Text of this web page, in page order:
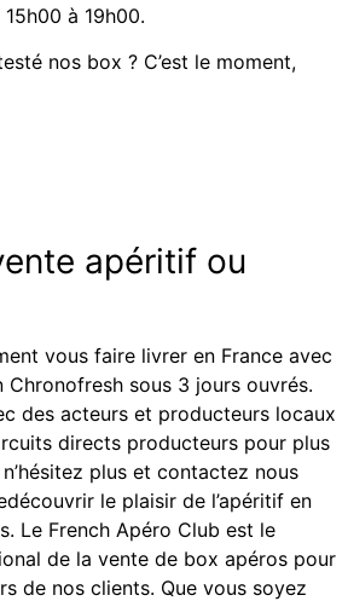
à 19h00.
nos box ? C’est le moment,
apéritif ou
vous faire livrer en France avec
Chronofresh sous 3 jours ouvrés.
des acteurs et producteurs locaux
directs producteurs pour plus
plus et contactez nous
le plaisir de l’apéritif en
Le French Apéro Club est le
de la vente de box apéros pour
de nos clients. Que vous soyez